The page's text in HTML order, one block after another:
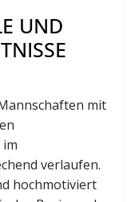
UND
mit
verlaufen.
hochmotiviert